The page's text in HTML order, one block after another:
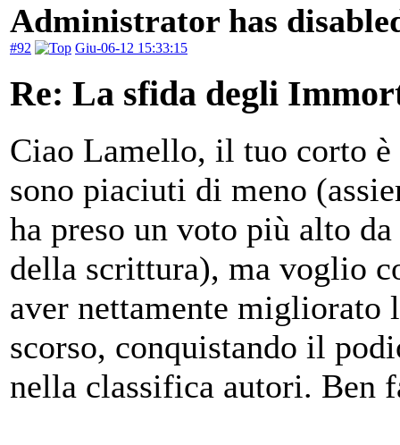
Administrator has
#92 Giu-06-12 15:33:15
Re: La sfida degli
Ciao Lamello, il tuo corto
sono piaciuti di meno
ha preso un voto più alto
della scrittura), ma voglio
aver nettamente migliorato
scorso, conquistando il
nella classifica autori. Ben